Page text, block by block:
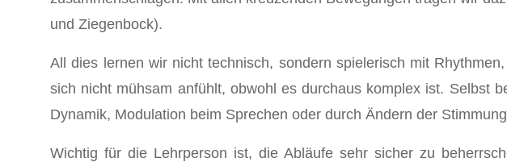
und Ziegenbock).
All dies lernen wir nicht technisch, sondern spielerisch mit
sich nicht mühsam anfühlt, obwohl es durchaus komplex ist. Selbst
Dynamik, Modulation beim Sprechen oder durch Ändern der
Wichtig für die Lehrperson ist, die Abläufe sehr sicher zu